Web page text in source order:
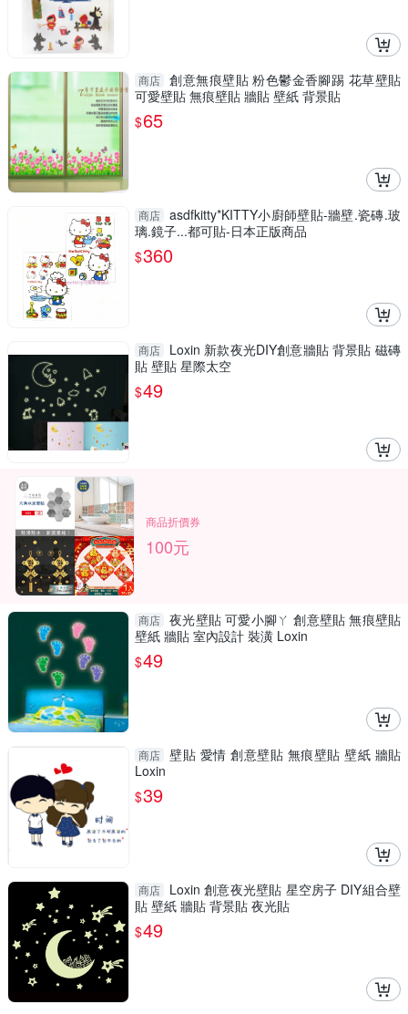
商店 創意無痕壁貼 粉色鬱金香腳踢 花草壁貼
可愛壁貼 無痕壁貼 牆貼 壁紙 背景貼
$65
商店 asdfkitty*KITTY小廚師壁貼-牆壁.瓷磚.玻
璃.鏡子...都可貼-日本正版商品
$360
商店
Loxin 新款夜光DIY創意牆貼 背景貼 磁磚
貼 壁貼 星際太空
$49
商品折價券
100元
商店 夜光壁貼 可愛小腳ㄚ 創意壁貼 無痕壁貼
壁紙 牆貼 室內設計 裝潢 Loxin
$49
商店 壁貼 愛情 創意壁貼 無痕壁貼 壁紙 牆貼
Loxin
$39
商店
Loxin 創意夜光壁貼 星空房子 DIY組合壁
貼 壁紙 牆貼 背景貼 夜光貼
$49